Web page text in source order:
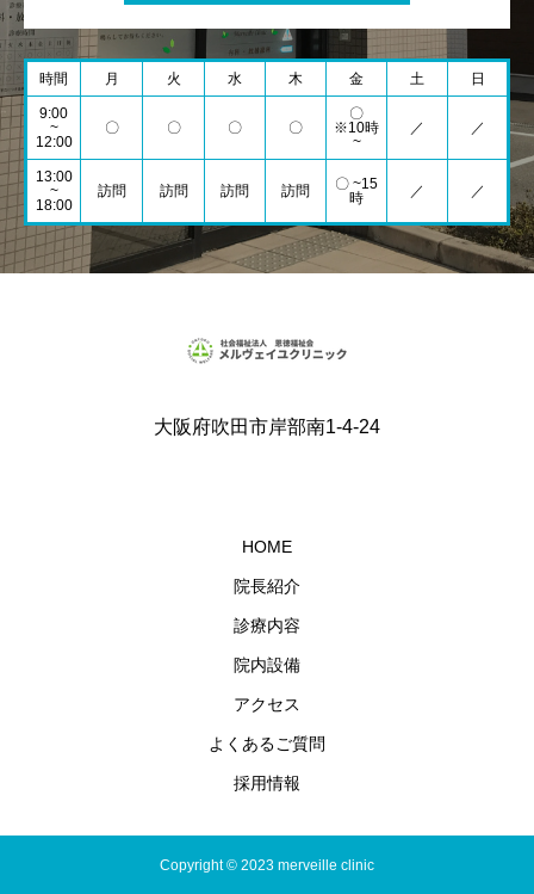
時間 月 火 水 木 金 土 日
9:00
~
12:00
〇 〇 〇 〇
〇
※10時
~
／ ／
13:00
~
18:00
訪問 訪問 訪問 訪問
〇 ~15
時
／ ／
大阪府吹田市岸部南1-4-24
HOME
院長紹介
診療内容
院内設備
アクセス
よくあるご質問
採用情報
Copyright © 2023 merveille clinic